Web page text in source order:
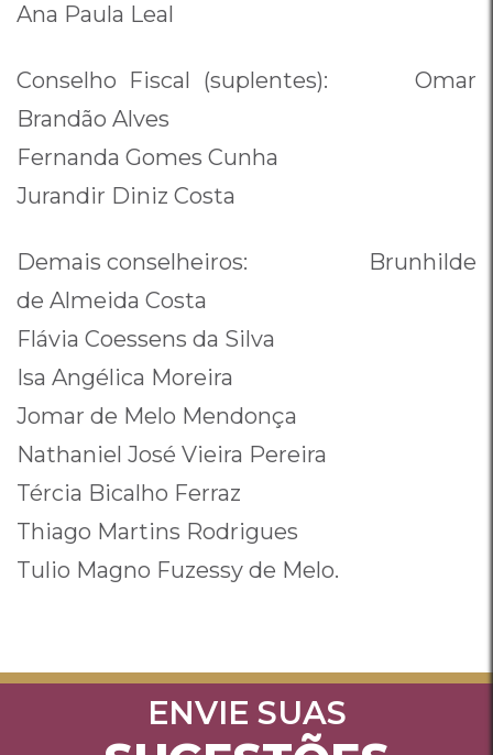
Ana Paula Leal
Conselho Fiscal (suplentes): Omar
Brandão Alves
Fernanda Gomes Cunha
Jurandir Diniz Costa
Demais conselheiros: Brunhilde
de Almeida Costa
Flávia Coessens da Silva
Isa Angélica Moreira
Jomar de Melo Mendonça
Nathaniel José Vieira Pereira
Tércia Bicalho Ferraz
Thiago Martins Rodrigues
Tulio Magno Fuzessy de Melo.
ENVIE SUAS